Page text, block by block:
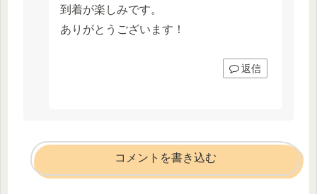
到着が楽しみです。
ありがとうございます！
返信
コメントを書き込む